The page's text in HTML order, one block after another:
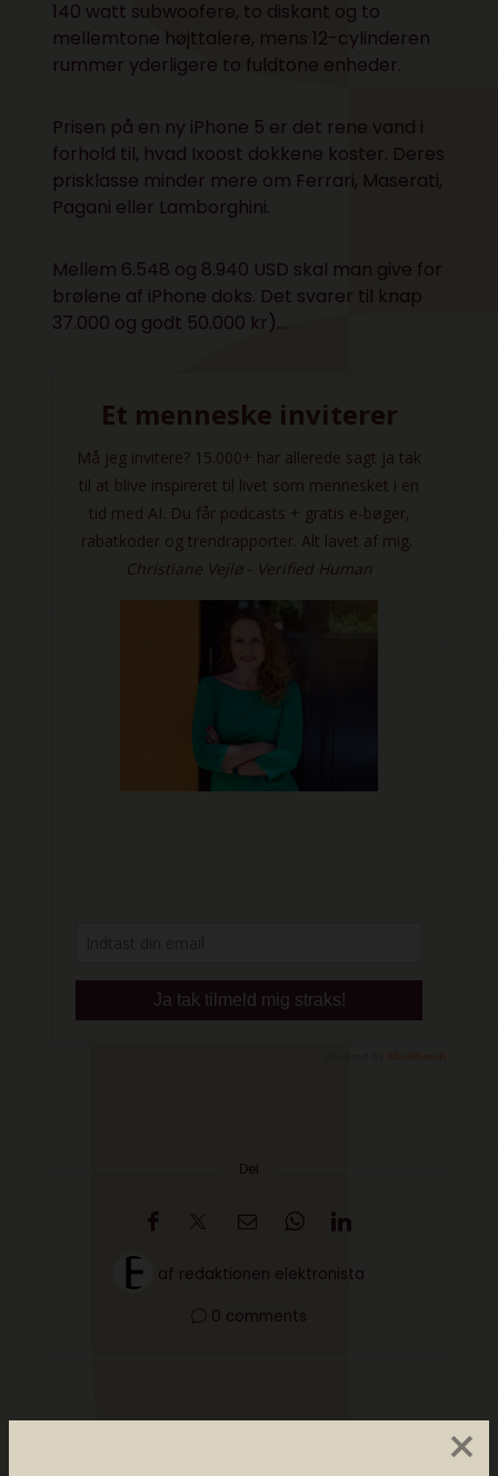
×
140 watt subwoofere, to diskant og to
mellemtone højttalere, mens 12-cylinderen
rummer yderligere to fuldtone enheder.
Prisen på en ny iPhone 5 er det rene vand i
forhold til, hvad Ixoost dokkene koster. Deres
prisklasse minder mere om Ferrari, Maserati,
Pagani eller Lamborghini.
Mellem 6.548 og 8.940 USD skal man give for
brølene af iPhone doks. Det svarer til knap
37.000 og godt 50.000 kr)…
Del
af redaktionen elektronista
0 comments